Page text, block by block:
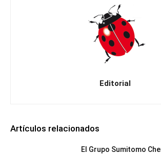
Editorial
Artículos relacionados
El Grupo Sumitomo